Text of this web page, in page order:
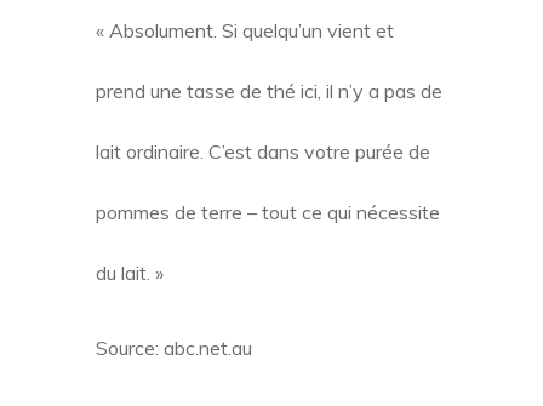
« Absolument. Si quelqu’un vient et
prend une tasse de thé ici, il n’y a pas de
lait ordinaire. C’est dans votre purée de
pommes de terre – tout ce qui nécessite
du lait. »
Source: abc.net.au